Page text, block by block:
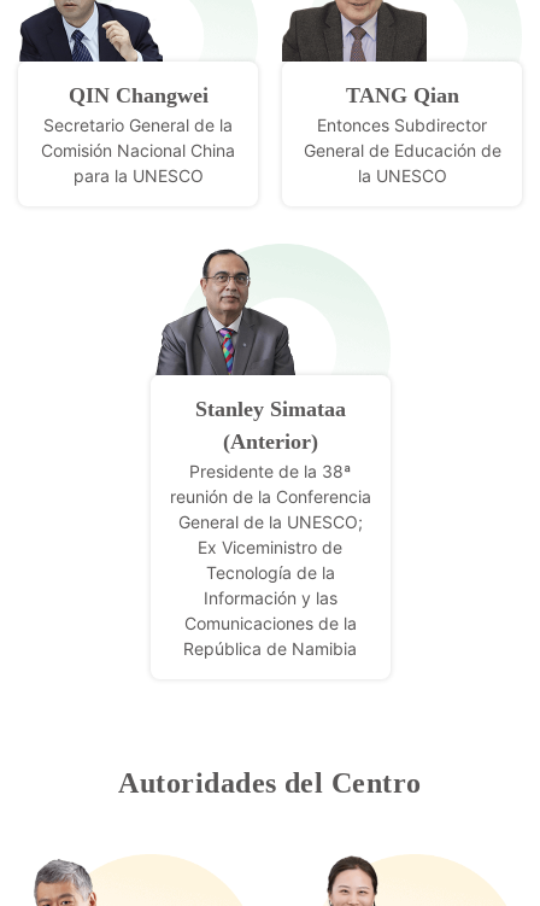
QIN Changwei
Secretario General de la
Comisión Nacional China
para la UNESCO
TANG Qian
Entonces Subdirector
General de Educación de
la UNESCO
Stanley Simataa
(Anterior)
Presidente de la 38ª
reunión de la Conferencia
General de la UNESCO;
Ex Viceministro de
Tecnología de la
Información y las
Comunicaciones de la
República de Namibia
Autoridades del Centro